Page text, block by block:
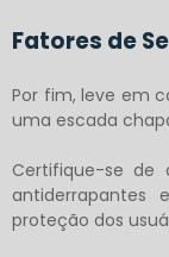
Fatores de
Por fim, leve em
uma escada
Certifique-se de
antiderrapantes
proteção dos